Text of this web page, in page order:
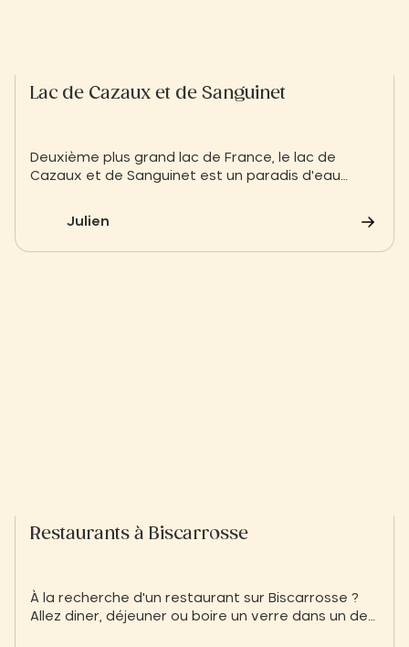
Lac de Cazaux et de Sanguinet
Deuxième plus grand lac de France, le lac de
Cazaux et de Sanguinet est un paradis d'eau
cherchiez la sécurité des eaux peu profondes
nautiques, suivez le guide pour explorer ce joyau
Julien
Restaurants à Biscarrosse
À la recherche d'un restaurant sur Biscarrosse ?
Allez diner, déjeuner ou boire un verre dans un des